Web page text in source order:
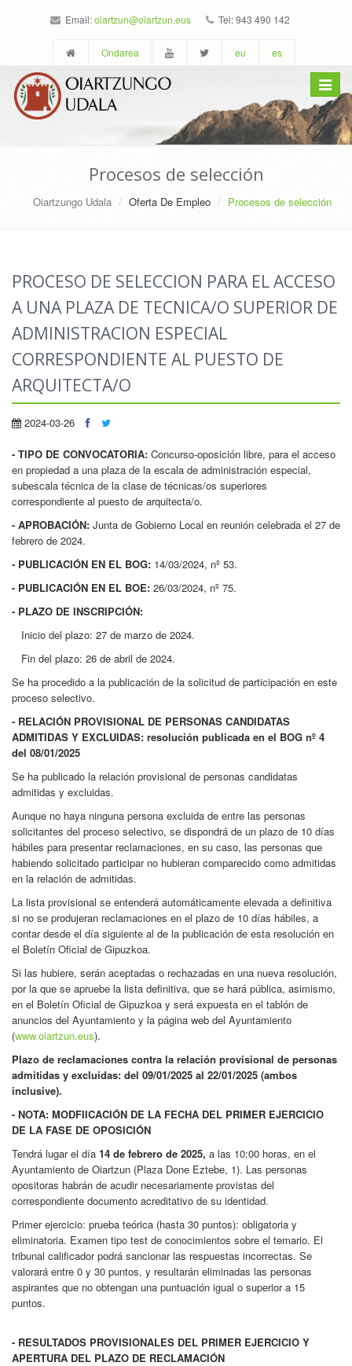
Email:oiartzun@oiartzun.eus Tel: 943 490 142
Ondarea eu es
Toggle
Procesos de selección
Oiartzungo Udala Oferta De Empleo Procesos de selección
PROCESO DE SELECCION PARA EL ACCESO
A UNA PLAZA DE TECNICA/O SUPERIOR DE
ADMINISTRACION ESPECIAL
CORRESPONDIENTE AL PUESTO DE
ARQUITECTA/O
2024-03-26
- TIPO DE CONVOCATORIA: Concurso-oposición libre, para el acceso
en propiedad a una plaza de la escala de administración especial,
subescala técnica de la clase de técnicas/os superiores
correspondiente al puesto de arquitecta/o.
- APROBACIÓN: Junta de Gobierno Local en reunión celebrada el 27 de
febrero de 2024.
- PUBLICACIÓN EN EL BOG: 14/03/2024, nº 53.
- PUBLICACIÓN EN EL BOE: 26/03/2024, nº 75.
- PLAZO DE INSCRIPCIÓN:
Inicio del plazo: 27 de marzo de 2024.
Fin del plazo: 26 de abril de 2024.
Se ha procedido a la publicación de la solicitud de participación en este
proceso selectivo.
- RELACIÓN PROVISIONAL DE PERSONAS CANDIDATAS
ADMITIDAS Y EXCLUIDAS: resolución publicada en el BOG nº 4
del 08/01/2025
Se ha publicado la relación provisional de personas candidatas
admitidas y excluidas.
Aunque no haya ninguna persona excluida de entre las personas
solicitantes del proceso selectivo, se dispondrá de un plazo de 10 días
hábiles para presentar reclamaciones, en su caso, las personas que
habiendo solicitado participar no hubieran comparecido como admitidas
en la relación de admitidas.
La lista provisional se entenderá automáticamente elevada a definitiva
si no se produjeran reclamaciones en el plazo de 10 días hábiles, a
contar desde el día siguiente al de la publicación de esta resolución en
el Boletín Oficial de Gipuzkoa.
Si las hubiere, serán aceptadas o rechazadas en una nueva resolución,
por la que se apruebe la lista definitiva, que se hará pública, asimismo,
en el Boletín Oficial de Gipuzkoa y será expuesta en el tablón de
anuncios del Ayuntamiento y la página web del Ayuntamiento
(www.oiartzun.eus).
Plazo de reclamaciones contra la relación provisional de personas
admitidas y excluidas: del 09/01/2025 al 22/01/2025 (ambos
inclusive).
- NOTA: MODFIICACIÓN DE LA FECHA DEL PRIMER EJERCICIO
DE LA FASE DE OPOSICIÓN
Tendrá lugar el día 14 de febrero de 2025, a las 10:00 horas, en el
Ayuntamiento de Oiartzun (Plaza Done Eztebe, 1). Las personas
opositoras habrán de acudir necesariamente provistas del
correspondiente documento acreditativo de su identidad.
Primer ejercicio: prueba teórica (hasta 30 puntos): obligatoria y
eliminatoria. Examen tipo test de conocimientos sobre el temario. El
tribunal calificador podrá sancionar las respuestas incorrectas. Se
valorará entre 0 y 30 puntos, y resultarán eliminadas las personas
aspirantes que no obtengan una puntuación igual o superior a 15
puntos.
- RESULTADOS PROVISIONALES DEL PRIMER EJERCICIO Y
APERTURA DEL PLAZO DE RECLAMACIÓN